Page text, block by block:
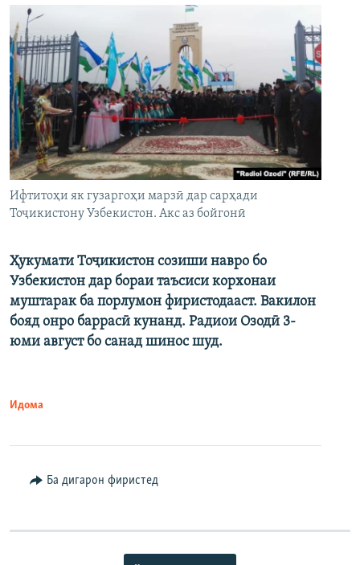
Ифтитоҳи як гузаргоҳи марзӣ дар сарҳади
Тоҷикистону Узбекистон. Акс аз бойгонӣ
Ҳукумати Тоҷикистон созиши навро бо
Узбекистон дар бораи таъсиси корхонаи
муштарак ба порлумон фиристодааст. Вакилон
бояд онро баррасӣ кунанд. Радиои Озодӣ 3-
юми август бо санад шинос шуд.
Идома
Ба дигарон фиристед